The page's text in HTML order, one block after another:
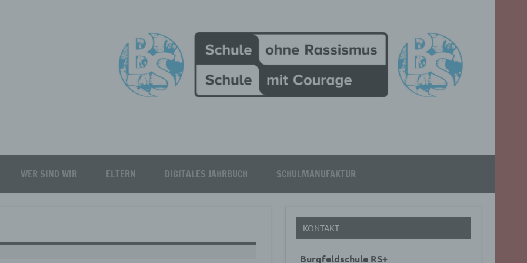
Burgfeld Realschule plus
WER SIND WIR ELTERN DIGITALES JAHRBUCH SCHULMANUFAKTUR
KONTAKT
Burgfeldschule RS+